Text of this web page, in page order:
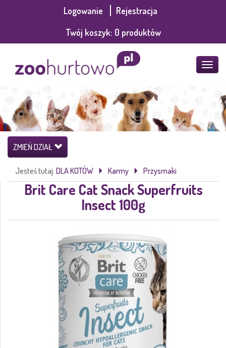
Logowanie
Rejestracja
Twój koszyk: 0 produktów
ZMIEŃ DZIAŁ
Jesteś tutaj: DLA KOTÓW Karmy Przysmaki
Brit Care Cat Snack Superfruits
Insect 100g